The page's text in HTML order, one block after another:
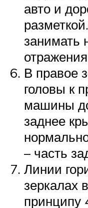
авто и
занимать
В правое
головы к
машины
заднее
– часть
Линии
зеркалах